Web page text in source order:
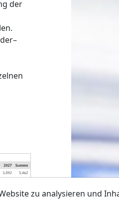
zu analysieren und
der